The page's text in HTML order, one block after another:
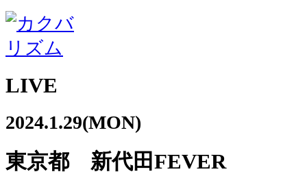
LIVE
2024.1.29(MON)
東京都 新代田FEVER